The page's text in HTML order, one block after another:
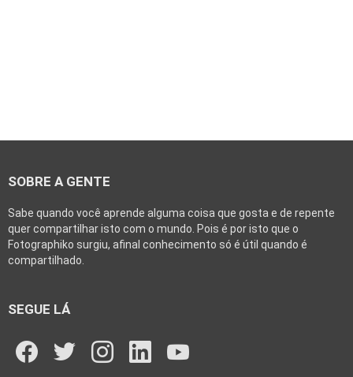
SOBRE A GENTE
Sabe quando você aprende alguma coisa que gosta e de repente
quer compartilhar isto com o mundo. Pois é por isto que o
Fotographiko surgiu, afinal conhecimento só é útil quando é
compartilhado.
SEGUE LÁ